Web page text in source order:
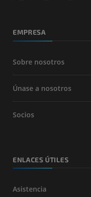
EMPRESA
Sobre nosotros
Únase a nosotros
Socios
ENLACES ÚTILES
Asistencia